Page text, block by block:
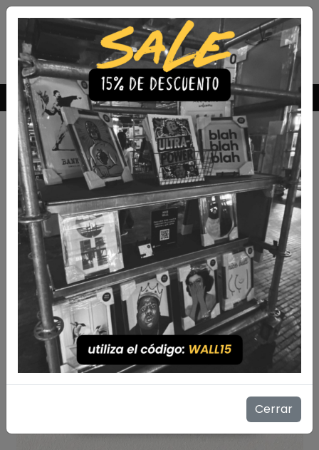
Envío Gratis a todo Chile comprando 3 o más productos
Cerrar